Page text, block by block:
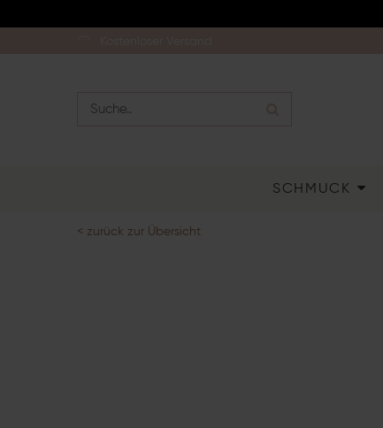
SCHMUCK
< zurück zur Übersicht